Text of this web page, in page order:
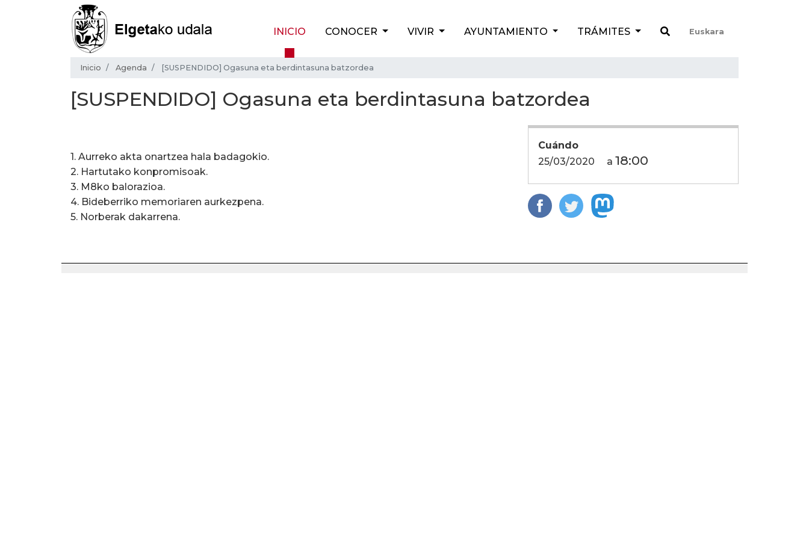
INICIO CONOCER VIVIR AYUNTAMIENTO TRÁMITES Euskara
Inicio Agenda [SUSPENDIDO] Ogasuna eta berdintasuna batzordea
[SUSPENDIDO] Ogasuna eta berdintasuna batzordea
Cuándo
25/03/2020
a 18:00
1. Aurreko akta onartzea hala badagokio.
2. Hartutako konpromisoak.
3. M8ko balorazioa.
4. Bideberriko memoriaren aurkezpena.
5. Norberak dakarrena.